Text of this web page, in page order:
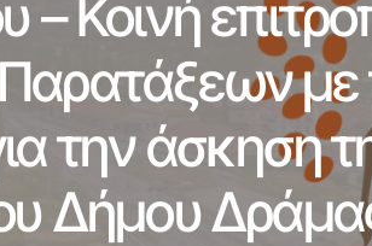
– Κοινή
με
την άσκηση
Δήμου